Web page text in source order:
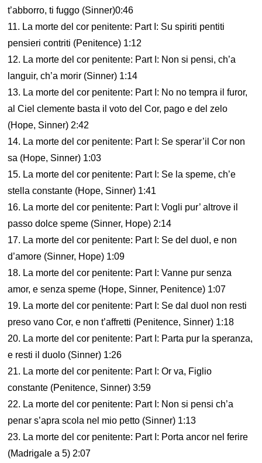
t’abborro, ti fuggo (Sinner)0:46
11. La morte del cor penitente: Part I: Su spiriti pentiti
pensieri contriti (Penitence) 1:12
12. La morte del cor penitente: Part I: Non si pensi, ch’a
languir, ch’a morir (Sinner) 1:14
13. La morte del cor penitente: Part I: No no tempra il furor,
al Ciel clemente basta il voto del Cor, pago e del zelo
(Hope, Sinner) 2:42
14. La morte del cor penitente: Part I: Se sperar’il Cor non
sa (Hope, Sinner) 1:03
15. La morte del cor penitente: Part I: Se la speme, ch’e
stella constante (Hope, Sinner) 1:41
16. La morte del cor penitente: Part I: Vogli pur’ altrove il
passo dolce speme (Sinner, Hope) 2:14
17. La morte del cor penitente: Part I: Se del duol, e non
d’amore (Sinner, Hope) 1:09
18. La morte del cor penitente: Part I: Vanne pur senza
amor, e senza speme (Hope, Sinner, Penitence) 1:07
19. La morte del cor penitente: Part I: Se dal duol non resti
preso vano Cor, e non t’affretti (Penitence, Sinner) 1:18
20. La morte del cor penitente: Part I: Parta pur la speranza,
e resti il duolo (Sinner) 1:26
21. La morte del cor penitente: Part I: Or va, Figlio
constante (Penitence, Sinner) 3:59
22. La morte del cor penitente: Part I: Non si pensi ch’a
penar s’apra scola nel mio petto (Sinner) 1:13
23. La morte del cor penitente: Part I: Porta ancor nel ferire
(Madrigale a 5) 2:07